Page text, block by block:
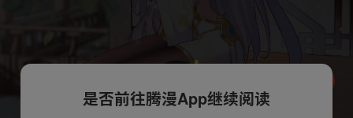
是否前往腾漫App继续阅读